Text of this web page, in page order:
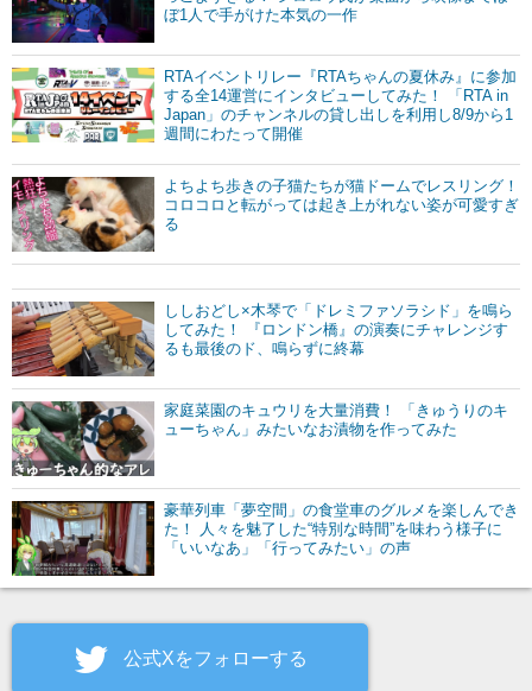
ぼ1人で手がけた本気の一作
RTAイベントリレー『RTAちゃんの夏休み』に参加
する全14運営にインタビューしてみた！ 「RTA in
Japan」のチャンネルの貸し出しを利用し8/9から1
週間にわたって開催
よちよち歩きの子猫たちが猫ドームでレスリング！
コロコロと転がっては起き上がれない姿が可愛すぎ
る
ししおどし×木琴で「ドレミファソラシド」を鳴ら
してみた！ 『ロンドン橋』の演奏にチャレンジす
るも最後のド、鳴らずに終幕
家庭菜園のキュウリを大量消費！ 「きゅうりのキ
ューちゃん」みたいなお漬物を作ってみた
豪華列車「夢空間」の食堂車のグルメを楽しんでき
た！ 人々を魅了した“特別な時間”を味わう様子に
「いいなあ」「行ってみたい」の声
公式Xをフォローする